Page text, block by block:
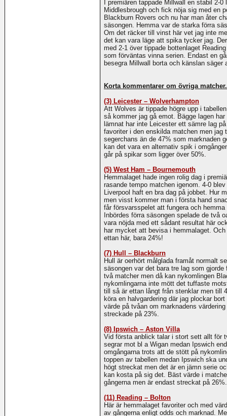
I premiären tappade Millwall en stabil 2-
Middlesbrough och fick nöja sig med en
Blackburn Rovers och nu har man åter
säsongen. Hemma var de starka förra
Om det räcker till vinst här vet jag inte
det kan vara läge att spika tycker jag.
med 2-1 över tippade bottenlaget
som förväntas vinna serien. Endast en
besegra Millwall borta och känslan säger
Korta kommentarer om övriga matcher.
(3) Leicester – Wolverhampton
Att Wolves är tippade högre upp i
så kommer jag gå emot. Bägge lagen
lämnat har inte Leicester ett sämre lag
favoriter i den enskilda matchen men jag
segerchans än de 47% som marknaden
kan det vara en alternativ spik i
går på spikar som ligger över 50%.
(5) West Ham – Bournemouth
Hemmalaget hade ingen rolig dag i
rasande tempo matchen igenom. 4-0
Liverpool haft en bra dag på jobbet. Hur
men visst kommer man i första hand
får försvarsspelet att fungera och
Inbördes förra säsongen spelade de två
vara nöjda med ett sådant resultat här
har mycket att bevisa i hemmalaget.
ettan här, bara 24%!
(7) Hull – Blackburn
Hull är oerhört målglada framåt normalt
säsongen var det bara tre lag som
två matcher men då kan nykomlingen
nykomlingarna inte mött det tuffaste
till så är ettan långt från stenklar men till
köra en halvgardering där jag plockar
värde på tvåan om marknadens
streckade på 23%.
(8) Ipswich – Aston Villa
Vid första anblick talar i stort sett allt för
segrar mot bl a Wigan medan Ipswich
omgångarna trots att de stött på
toppen av tabellen medan Ipswich ska
högt streckat men det är en jämn serie
kan kosta på sig det. Bäst värde i
gångerna men är endast streckat på 26%.
(11) Reading – Bolton
Här är hemmalaget favoriter och med
av gångerna enligt odds och marknad.